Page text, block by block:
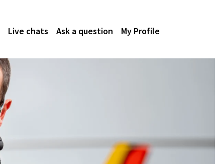
Live chats Ask a question My Profile